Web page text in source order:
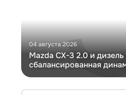
04 августа 2026
Mazda CX-3 2.0 и дизель
сбалансированная